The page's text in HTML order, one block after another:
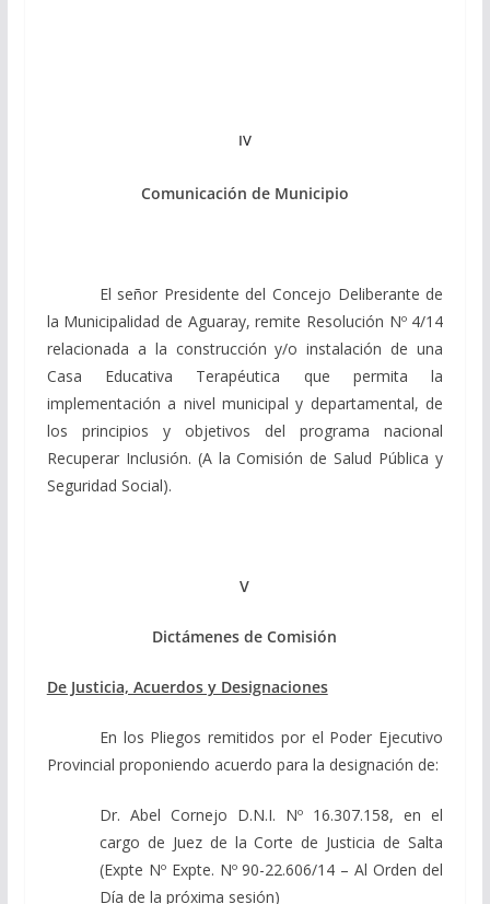
IV
Comunicación de Municipio
El señor Presidente del Concejo Deliberante de
la Municipalidad de Aguaray, remite Resolución Nº 4/14
relacionada a la construcción y/o instalación de una
Casa Educativa Terapéutica que permita la
implementación a nivel municipal y departamental, de
los principios y objetivos del programa nacional
Recuperar Inclusión. (A la Comisión de Salud Pública y
Seguridad Social).
V
Dictámenes de Comisión
De Justicia, Acuerdos y Designaciones
En los Pliegos remitidos por el Poder Ejecutivo
Provincial proponiendo acuerdo para la designación de:
Dr. Abel Cornejo D.N.I. Nº 16.307.158, en el
cargo de Juez de la Corte de Justicia de Salta
(Expte Nº Expte. Nº 90-22.606/14 – Al Orden del
Día de la próxima sesión)